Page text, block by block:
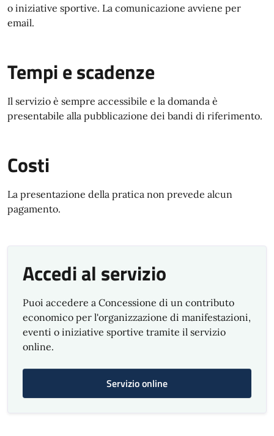
o iniziative sportive. La comunicazione avviene per
email.
Tempi e scadenze
Il servizio è sempre accessibile e la domanda è
presentabile alla pubblicazione dei bandi di riferimento.
Costi
La presentazione della pratica non prevede alcun
pagamento.
Accedi al servizio
Puoi accedere a Concessione di un contributo
economico per l'organizzazione di manifestazioni,
eventi o iniziative sportive tramite il servizio
online.
Servizio online